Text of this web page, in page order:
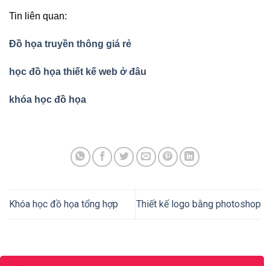
Tin liên quan:
Đồ họa truyền thông giá rẻ
học đồ họa thiết kế web ở đâu
khóa học đồ họa
Khóa học đồ họa tổng hợp Thiết kế logo bằng photoshop